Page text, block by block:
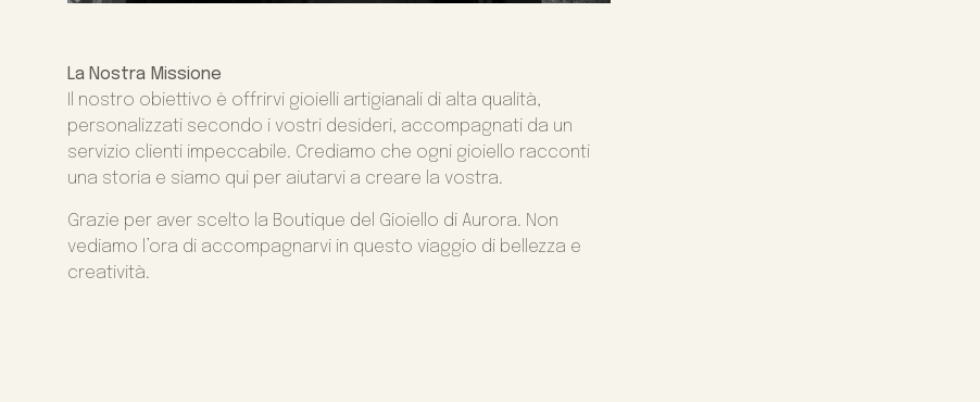
La Nostra Missione
Il nostro obiettivo è offrirvi gioielli artigianali di alta qualità,
personalizzati secondo i vostri desideri, accompagnati da un
servizio clienti impeccabile. Crediamo che ogni gioiello racconti
una storia e siamo qui per aiutarvi a creare la vostra.
Grazie per aver scelto la Boutique del Gioiello di Aurora. Non
vediamo l’ora di accompagnarvi in questo viaggio di bellezza e
creatività.